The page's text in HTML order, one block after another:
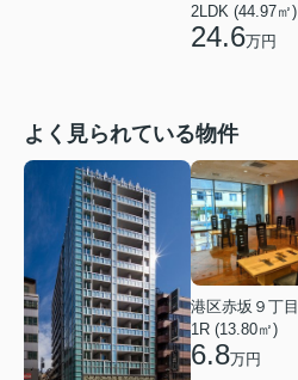
2LDK (44.97㎡)
24.6万円
よく見られている物件
港区赤坂９丁目
1R (13.80㎡)
6.8万円